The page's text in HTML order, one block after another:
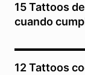
15 Tattoos
cuando
12 Tattoos